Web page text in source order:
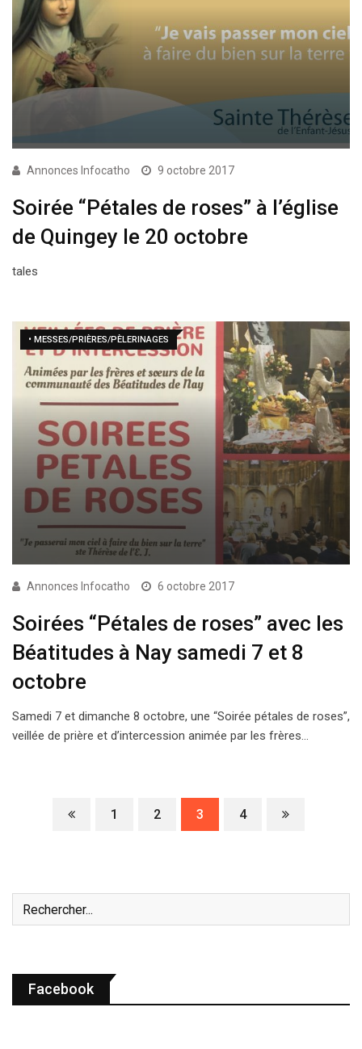
Annonces Infocatho 9 octobre 2017
Soirée “Pétales de roses” à l’église
de Quingey le 20 octobre
tales
• MESSES/PRIÈRES/PÈLERINAGES
Annonces Infocatho 6 octobre 2017
Soirées “Pétales de roses” avec les
Béatitudes à Nay samedi 7 et 8
octobre
Samedi 7 et dimanche 8 octobre, une “Soirée pétales de roses”,
veillée de prière et d’intercession animée par les frères…
1 2 3 4
Facebook